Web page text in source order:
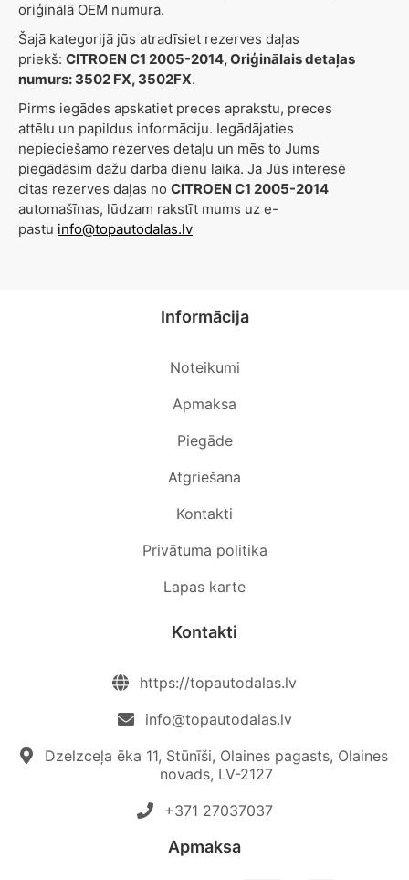
oriģinālā OEM numura.
Šajā kategorijā jūs atradīsiet rezerves daļas
priekš: CITROEN C1 2005-2014, Oriģinālais detaļas
numurs: 3502 FX, 3502FX.
Pirms iegādes apskatiet preces aprakstu, preces
attēlu un papildus informāciju. Iegādājaties
nepieciešamo rezerves detaļu un mēs to Jums
piegādāsim dažu darba dienu laikā. Ja Jūs interesē
citas rezerves daļas no CITROEN C1 2005-2014
automašīnas, lūdzam rakstīt mums uz e-
pastu info@topautodalas.lv
Informācija
Noteikumi
Apmaksa
Piegāde
Atgriešana
Kontakti
Privātuma politika
Lapas karte
Kontakti
https://topautodalas.lv
info@topautodalas.lv
Dzelzceļa ēka 11, Stūnīši, Olaines pagasts, Olaines
novads, LV-2127
+371 27037037‬
Apmaksa